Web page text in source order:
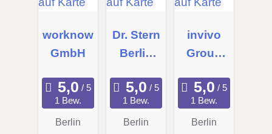
worknow
GmbH
1 Bew.
Berlin
Dr. Stern
Berlin
Personal
dienstlei
stungen
1 Bew.
Berlin
invivo
Group
1 Bew.
Berlin